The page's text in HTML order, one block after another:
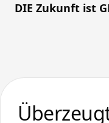
DIE Zukunft ist